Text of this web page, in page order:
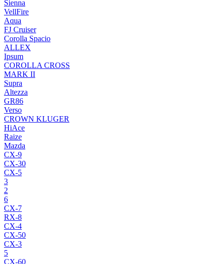
Sienna
VellFire
Aqua
FJ Cruiser
Corolla Spacio
ALLEX
Ipsum
COROLLA CROSS
MARK II
Supra
Altezza
GR86
Verso
CROWN KLUGER
HiAce
Raize
Mazda
CX-9
CX-30
CX-5
3
2
6
CX-7
RX-8
CX-4
CX-50
CX-3
5
CX-60